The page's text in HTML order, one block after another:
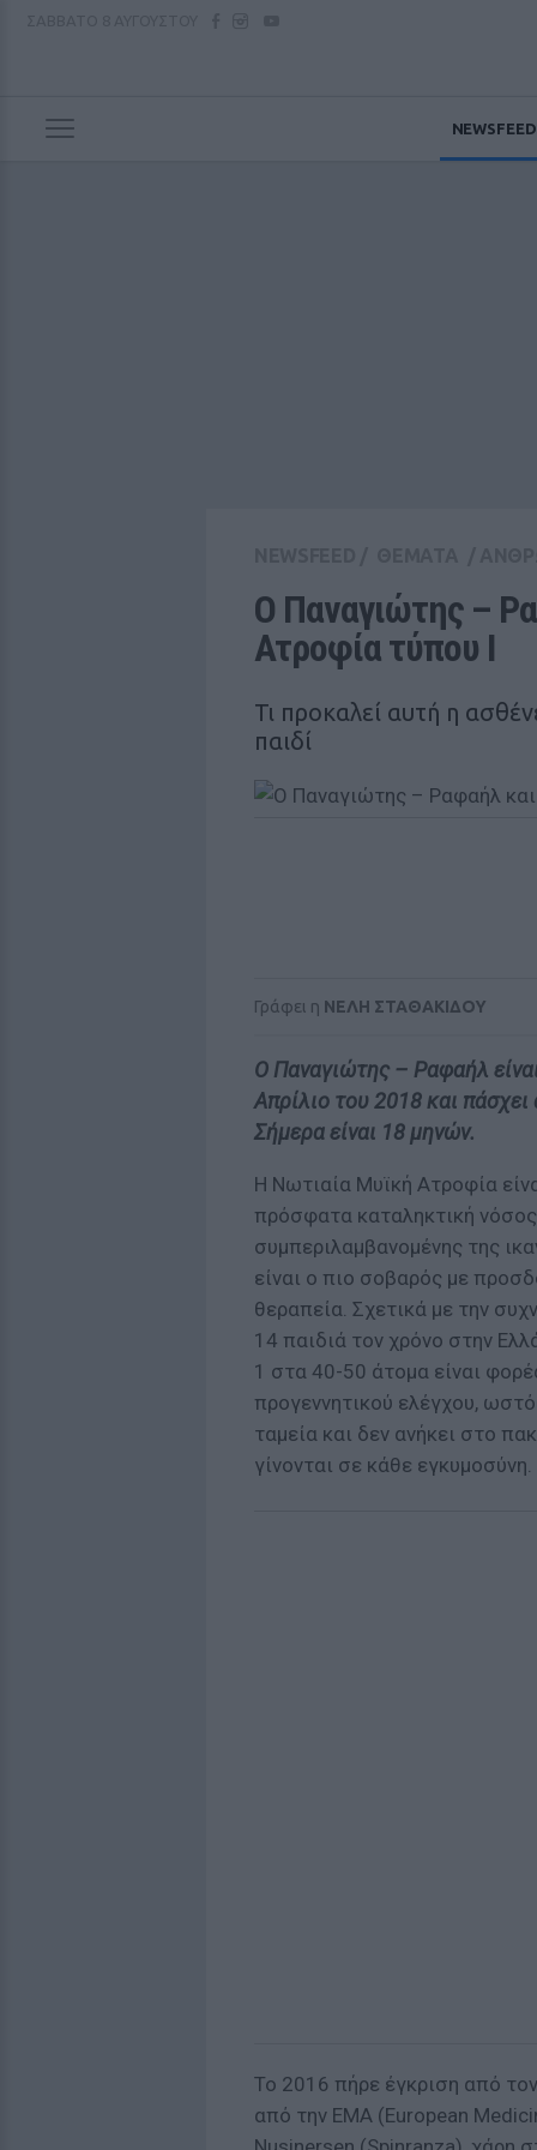
NEWSFEED
Ο Παναγιώτης –
Ατροφία τύπου Ι
Τι προκαλεί αυτή η
παιδί
Γράφει η ΝΕΛΗ ΣΤΑΘΑΚΙΔΟΥ
Ο Παναγιώτης – Ραφαήλ
Απρίλιο του 2018 και
Σήμερα είναι 18 μηνών.
Η Νωτιαία Μυϊκή Ατροφία
πρόσφατα καταληκτική
συμπεριλαμβανομένης της
είναι ο πιο σοβαρός με
θεραπεία. Σχετικά με την
14 παιδιά τον χρόνο στην
1 στα 40-50 άτομα είναι
προγεννητικού ελέγχου,
ταμεία και δεν ανήκει στο
γίνονται σε κάθε εγκυμοσύνη.
Το 2016 πήρε έγκριση από
από την EMA (European